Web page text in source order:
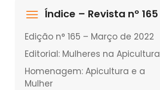
Índice – Revista nº 165
Edição n° 165 – Março de 2022
Editorial: Mulheres na Apicultura
Homenagem: Apicultura e a
Mulher